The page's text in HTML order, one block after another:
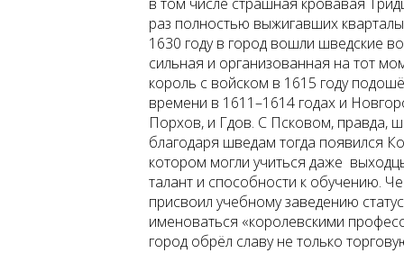
раз полностью выжигавших
1630 году в город вошли шведские
сильная и организованная на тот
король с войском в 1615 году
времени в 1611–1614 годах и
Порхов, и Гдов. С Псковом, правда,
благодаря шведам тогда появился
котором могли учиться даже
талант и способности к обучению.
присвоил учебному заведению
именоваться «королевскими
город обрёл славу не только